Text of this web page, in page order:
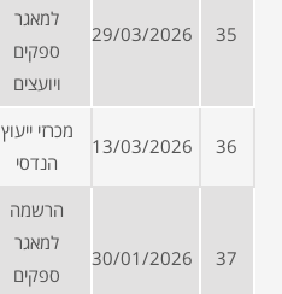
35
29/03/2026
למאגר
ספקים
ויועצים
36
13/03/2026
מכרזי ייעוץ
הנדסי
37
30/01/2026
הרשמה
למאגר
ספקים